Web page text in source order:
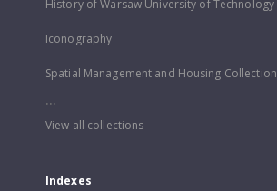
History of Warsaw University of Technology
Iconography
Spatial Management and Housing Collection
...
View all collections
Indexes